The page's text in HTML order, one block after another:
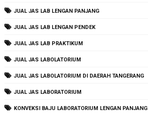
JUAL JAS LAB LENGAN PANJANG
JUAL JAS LAB LENGAN PENDEK
JUAL JAS LAB PRAKTIKUM
JUAL JAS LABOLATORIUM
JUAL JAS LABOLATORIUM DI DAERAH TANGERANG
JUAL JAS LABORATORIUM
KONVEKSI BAJU LABORATORIUM LENGAN PANJANG